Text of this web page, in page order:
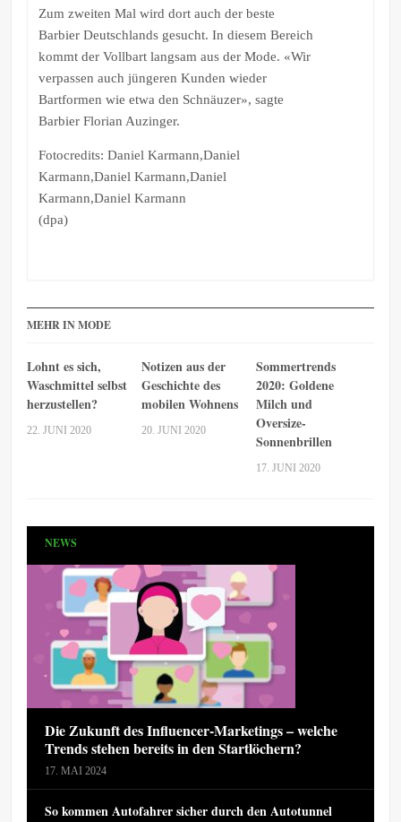
Zum zweiten Mal wird dort auch der beste
Barbier Deutschlands gesucht. In diesem Bereich
kommt der Vollbart langsam aus der Mode. «Wir
verpassen auch jüngeren Kunden wieder
Bartformen wie etwa den Schnäuzer», sagte
Barbier Florian Auzinger.
Fotocredits: Daniel Karmann,Daniel
Karmann,Daniel Karmann,Daniel
Karmann,Daniel Karmann
(dpa)
MEHR IN MODE
Lohnt es sich,
Waschmittel selbst
herzustellen?
22. JUNI 2020
Notizen aus der
Geschichte des
mobilen Wohnens
20. JUNI 2020
Sommertrends
2020: Goldene
Milch und
Oversize-
Sonnenbrillen
17. JUNI 2020
NEWS
Die Zukunft des Influencer-Marketings – welche
Trends stehen bereits in den Startlöchern?
17. MAI 2024
So kommen Autofahrer sicher durch den Autotunnel